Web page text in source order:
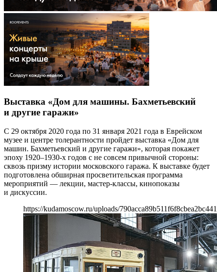
Выставка «Дом для машины. Бахметьевский
и другие гаражи»
С 29 октября 2020 года по 31 января 2021 года в Еврейском
музее и центре толерантности пройдет выставка «Дом для
машин. Бахметьевский и другие гаражи», которая покажет
эпоху 1920–1930-х годов с не совсем привычной стороны:
сквозь призму истории московского гаража. К выставке будет
подготовлена обширная просветительская программа
мероприятий — лекции, мастер-классы, кинопоказы
и дискуссии.
https://kudamoscow.ru/uploads/